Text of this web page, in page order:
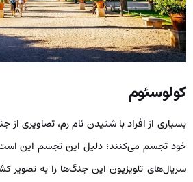
کولوسئوم
بسیاری از افراد با شنیدن نام رم، تصاویری از
خود تجسم می‌کنند؛ دلیل این تجسم این است
سریال‌های تلویزیون این جنگ‌ها را به تصویر